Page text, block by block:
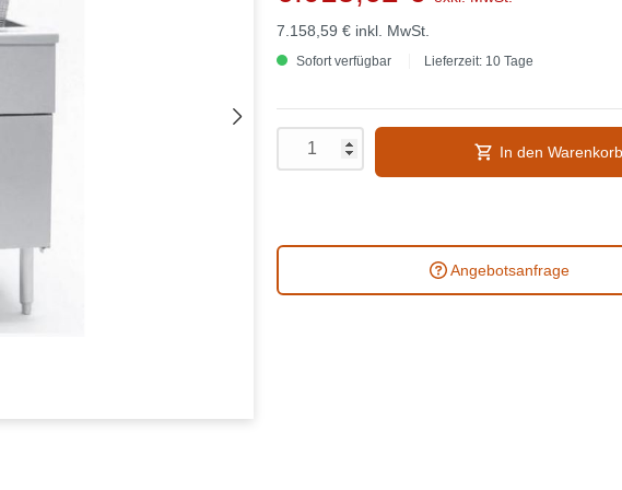
7.158,59 € inkl. MwSt.
Sofort verfügbar Lieferzeit: 10 Tage
In den Warenkorb
Angebotsanfrage